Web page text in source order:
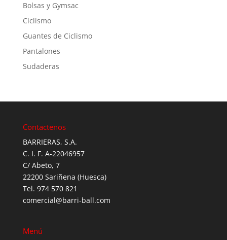
Bolsas y Gymsac
Ciclismo
Guantes de Ciclismo
Pantalones
Sudaderas
Contactenos
BARRIERAS, S.A.
C. I. F. A-22046957
C/ Abeto, 7
22200 Sariñena (Huesca)
Tel. 974 570 821
comercial@barri-ball.com
Menú